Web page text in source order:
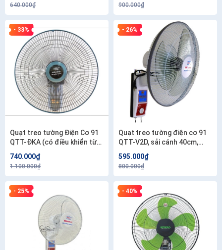
640.000₫ 900.000₫
- 33%
Quạt treo tường Điện Cơ 91
QTT-ĐKA (có điều khiển từ
740.000₫
1.100.000₫
- 26%
Quạt treo tường điện cơ 91
QTT-V2D, sải cánh 40cm,
595.000₫
800.000₫
- 25% - 40%